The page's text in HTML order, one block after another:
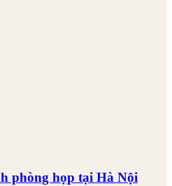
phòng họp tại Hà Nội